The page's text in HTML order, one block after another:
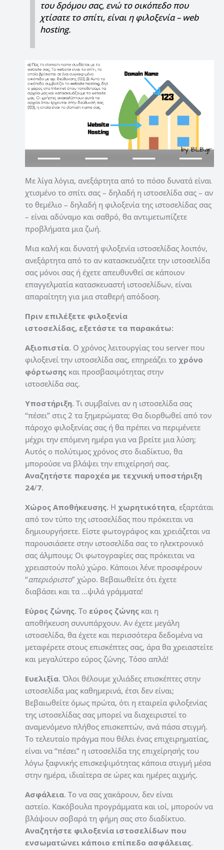
του δρόμου σας, ενώ το οικόπεδο που
χτίσατε το σπίτι, είναι η φιλοξενία – web
hosting.
Με λίγα λόγια, ανεξάρτητα από το πόσο δυνατά είναι
χτισμένο το σπίτι σας – δηλαδή η ιστοσελίδα σας – αν
το θεμέλιο – δηλαδή η φιλοξενία της ιστοσελίδας σας
– είναι αδύναμο και σαθρό, θα αντιμετωπίζετε
προβλήματα μια ζωή.
Μια καλή και δυνατή φιλοξενία ιστοσελίδας λοιπόν,
ανεξάρτητα από το αν κατασκευάζετε την ιστοσελίδα
σας μόνοι σας ή έχετε απευθυνθεί σε κάποιον
επαγγελματία κατασκευαστή ιστοσελίδων, είναι
απαραίτητη για μια σταθερή απόδοση.
Πριν επιλέξετε φιλοξενία
ιστοσελίδας, εξετάστε τα παρακάτω:
Αξιοπιστία. Ο χρόνος λειτουργίας του server που
φιλοξενεί την ιστοσελίδα σας, επηρεάζει το χρόνο
φόρτωσης και προσβασιμότητας στην
ιστοσελίδα σας.
Υποστήριξη. Τι συμβαίνει αν η ιστοσελίδα σας
“πέσει” στις 2 τα ξημερώματα; Θα διορθωθεί από τον
πάροχο φιλοξενίας σας ή θα πρέπει να περιμένετε
μέχρι την επόμενη ημέρα για να βρείτε μια λύση;
Αυτός ο πολύτιμος χρόνος στο διαδίκτυο, θα
μπορούσε να βλάψει την επιχείρησή σας.
Αναζητήστε παροχέα με τεχνική υποστήριξη
24/7.
Χώρος Αποθήκευσης. Η χωρητικότητα, εξαρτάται
από τον τύπο της ιστοσελίδας που πρόκειται να
δημιουργήσετε. Είστε φωτογράφος και χρειάζεται να
παρουσιάσετε στην ιστοσελίδα σας το ηλεκτρονικό
σας άλμπουμ; Οι φωτογραφίες σας πρόκειται να
χρειαστούν πολύ χώρο. Κάποιοι λένε προσφέρουν
“απεριόριστο” χώρο. Βεβαιωθείτε ότι έχετε
διαβάσει και τα …ψιλά γράμματα!
Εύρος ζώνης. Το εύρος ζώνης και η
αποθήκευση συνυπάρχουν. Αν έχετε μεγάλη
ιστοσελίδα, θα έχετε και περισσότερα δεδομένα να
μεταφέρετε στους επισκέπτες σας, άρα θα χρειαστείτε
και μεγαλύτερο εύρος ζώνης. Τόσο απλά!
Ευελιξία. Όλοι θέλουμε χιλιάδες επισκέπτες στην
ιστοσελίδα μας καθημερινά, έτσι δεν είναι;
Βεβαιωθείτε όμως πρώτα, ότι η εταιρεία φιλοξενίας
της ιστοσελίδας σας μπορεί να διαχειριστεί το
αναμενόμενο πλήθος επισκεπτών, ανά πάσα στιγμή.
Το τελευταίο πράγμα που θέλει ένας επιχειρηματίας,
είναι να “πέσει” η ιστοσελίδα της επιχείρησής του
λόγω ξαφνικής επισκεψιμότητας κάποια στιγμή μέσα
στην ημέρα, ιδιαίτερα σε ώρες και ημέρες αιχμής.
Ασφάλεια. Το να σας χακάρουν, δεν είναι
αστείο. Κακόβουλα προγράμματα και ιοί, μπορούν να
βλάψουν σοβαρά τη φήμη σας στο διαδίκτυο.
Αναζητήστε φιλοξενία ιστοσελίδων που
ενσωματώνει κάποιο επίπεδο ασφάλειας.